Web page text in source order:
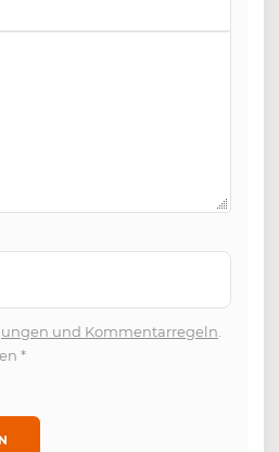
und Kommentarregeln
*